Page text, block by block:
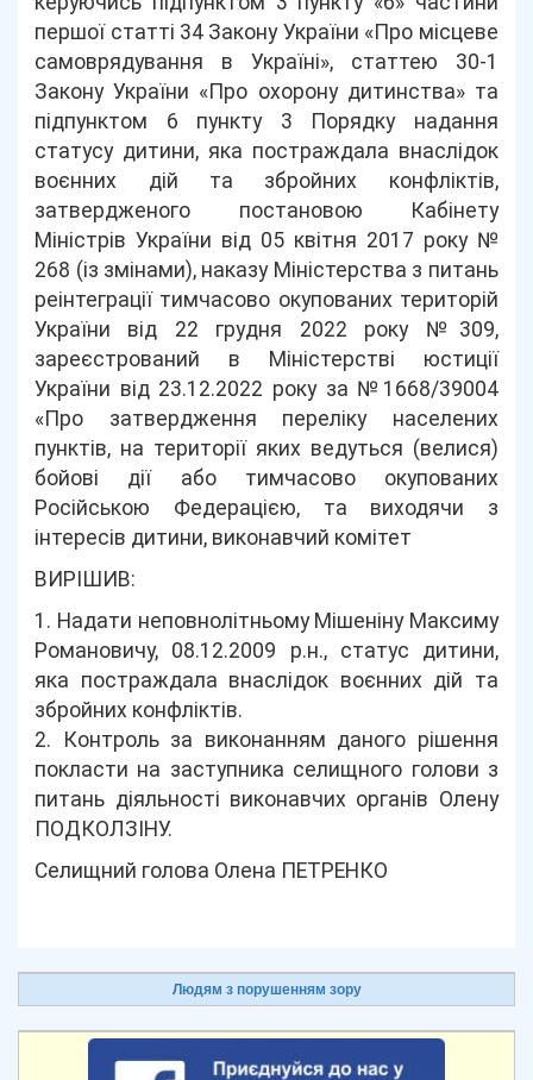
першої статті 34 Закону України «Про місцеве
самоврядування в Україні», статтею 30-1
Закону України «Про охорону дитинства» та
підпунктом 6 пункту 3 Порядку надання
статусу дитини, яка постраждала внаслідок
воєнних дій та збройних конфліктів,
затвердженого постановою Кабінету
Міністрів України від 05 квітня 2017 року №
268 (із змінами), наказу Міністерства з питань
реінтеграції тимчасово окупованих територій
України від 22 грудня 2022 року №309,
зареєстрований в Міністерстві юстиції
України від 23.12.2022 року за №1668/39004
«Про затвердження переліку населених
пунктів, на території яких ведуться (велися)
бойові дії або тимчасово окупованих
Російською Федерацією, та виходячи з
інтересів дитини, виконавчий комітет
ВИРІШИВ:
1. Надати неповнолітньому Мішеніну Максиму
Романовичу, 08.12.2009 р.н., статус дитини,
яка постраждала внаслідок воєнних дій та
збройних конфліктів.
2. Контроль за виконанням даного рішення
покласти на заступника селищного голови з
питань діяльності виконавчих органів Олену
ПОДКОЛЗІНУ.
Селищний голова Олена ПЕТРЕНКО
Людям з порушенням зору